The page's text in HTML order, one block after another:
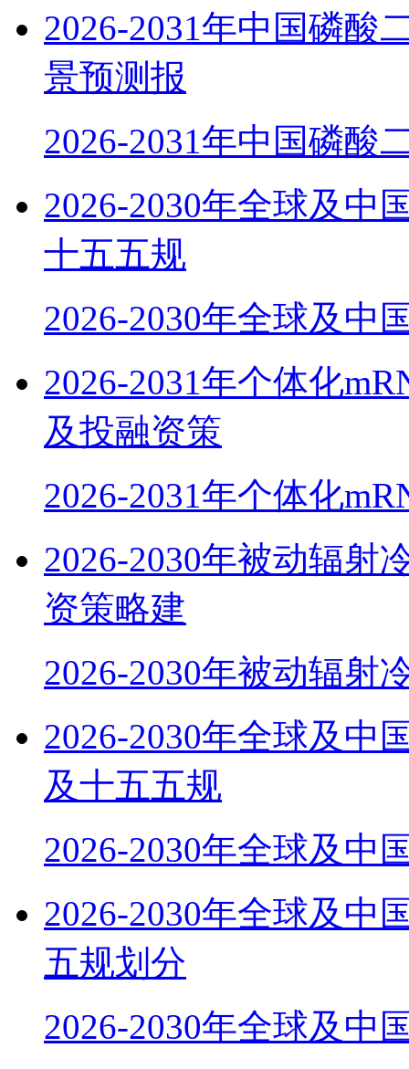
2026-2031年中国磷酸
景预测报
2026-2031年中国磷酸
2026-2030年全球及中
十五五规
2026-2030年全球及中
2026-2031年个体化
及投融资策
2026-2031年个体化
2026-2030年被动辐射
资策略建
2026-2030年被动辐射
2026-2030年全球及中
及十五五规
2026-2030年全球及中
2026-2030年全球及中
五规划分
2026-2030年全球及中